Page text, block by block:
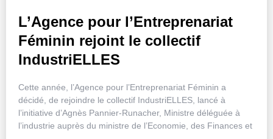
L’Agence pour l’Entreprenariat
Féminin rejoint le collectif
IndustriELLES
Cette année, l’Agence pour l’Entreprenariat Féminin a
décidé, de rejoindre le collectif IndustriELLES, lancé à
l’initiative d’Agnès Pannier-Runacher, Ministre déléguée à
l’industrie auprès du ministre de l’Economie, des Finances et